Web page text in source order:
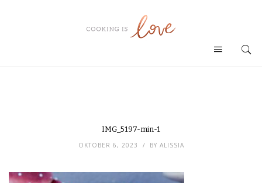
IMG_5197-min-1
OKTOBER 6, 2023 BY ALISSIA